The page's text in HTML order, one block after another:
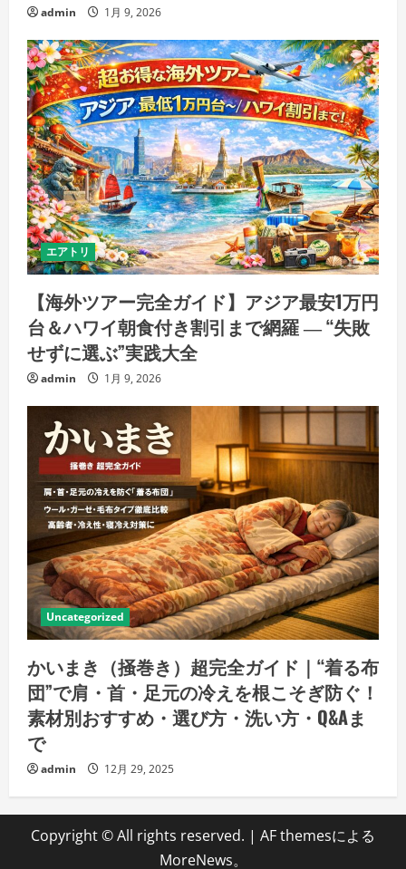
admin 1月 9, 2026
エアトリ
【海外ツアー完全ガイド】アジア最安1万円
台＆ハワイ朝食付き割引まで網羅 ― “失敗
せずに選ぶ”実践大全
admin 1月 9, 2026
Uncategorized
かいまき（掻巻き）超完全ガイド｜“着る布
団”で肩・首・足元の冷えを根こそぎ防ぐ！
素材別おすすめ・選び方・洗い方・Q&Aま
で
admin 12月 29, 2025
Copyright © All rights reserved. | AF themesによる
MoreNews。